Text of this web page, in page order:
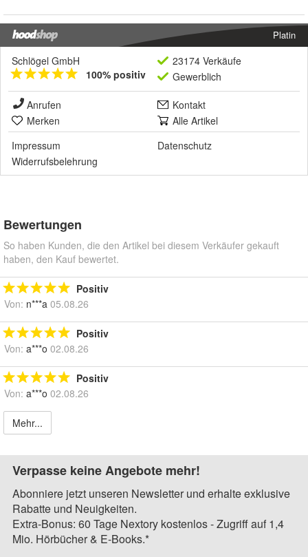
Platin
Schlögel GmbH
100% positiv
23174 Verkäufe
Gewerblich
Anrufen
Kontakt
Merken
Alle Artikel
Impressum
Datenschutz
Widerrufsbelehrung
Bewertungen
So haben Kunden, die den Artikel bei diesem Verkäufer gekauft
haben, den Kauf bewertet.
Positiv
Von: n***a 05.08.26
Positiv
Von: a***o 02.08.26
Positiv
Von: a***o 02.08.26
Mehr...
Verpasse keine Angebote mehr!
Abonniere jetzt unseren Newsletter und erhalte exklusive
Rabatte und Neuigkeiten.
Extra-Bonus: 60 Tage Nextory kostenlos - Zugriff auf 1,4
Mio. Hörbücher & E-Books.*